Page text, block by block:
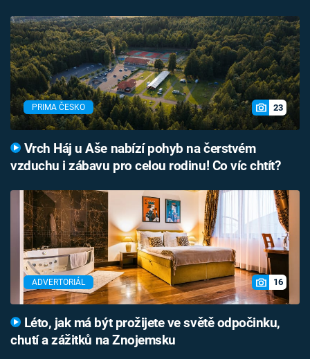
PRIMA ČESKO 23
Vrch Háj u Aše nabízí pohyb na čerstvém
vzduchu i zábavu pro celou rodinu! Co víc chtít?
ADVERTORIÁL 16
Léto, jak má být prožijete ve světě odpočinku,
chutí a zážitků na Znojemsku